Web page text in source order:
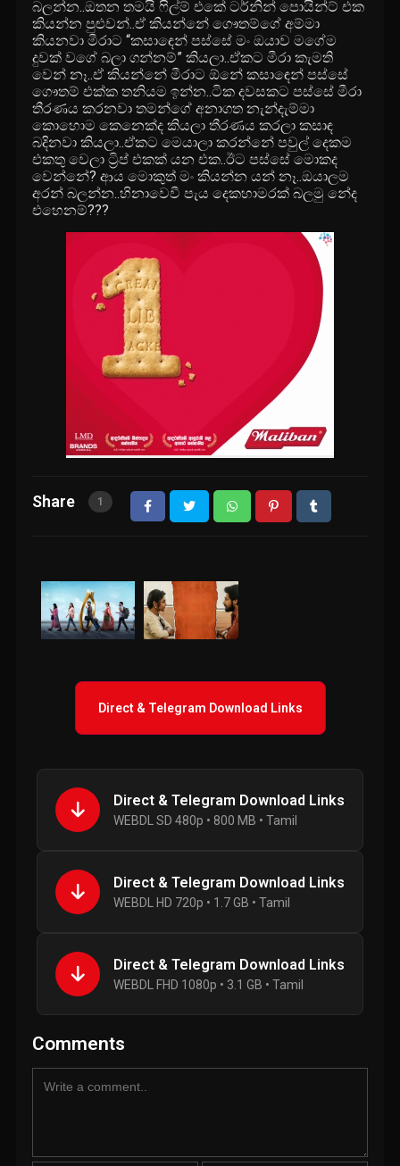
බලන්න..ඔතන තමයි ෆිල්ම් එකේ ටර්නින් පොයින්ට් එක
කියන්න පුළුවන්..ඒ කියන්නේ ගෞතම්ගේ අම්මා
කියනවා මීරාට “කසාඳෙන් පස්සේ මං ඔයාව මගේම
දුවක් වගේ බලා ගන්නම්” කියලා..ඒකට මීරා කැමති
වෙන් නෑ..ඒ කියන්නේ මීරාට ඕනේ කසාඳෙන් පස්සේ
ගෞතම් එක්ක තනියම ඉන්න..ටික දවසකට පස්සේ මීරා
තීරණය කරනවා තමන්ගේ අනාගත නැන්දැම්මා
කොහොම කෙනෙක්ද කියලා තීරණය කරලා කසාඳ
බදිනවා කියලා..ඒකට මෙයාලා කරන්නේ පවුල් දෙකම
එකතු වෙලා ට්රිප් එකක් යන එක..ඊට පස්සේ මොකද
වෙන්නේ? ආය මොකුත් මං කියන්න යන් නෑ..ඔයාලම
අරන් බලන්න..හිනාවෙවී පැය දෙකහාමරක් බලමු නේද
එහෙනම්???
Share 1
Direct & Telegram Download Links
Direct & Telegram Download Links
WEBDL SD 480p • 800 MB • Tamil
Direct & Telegram Download Links
WEBDL HD 720p • 1.7 GB • Tamil
Direct & Telegram Download Links
WEBDL FHD 1080p • 3.1 GB • Tamil
Comments